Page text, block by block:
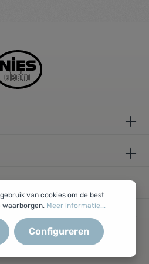
van cookies om de best
waarborgen. Meer informatie...
Configureren